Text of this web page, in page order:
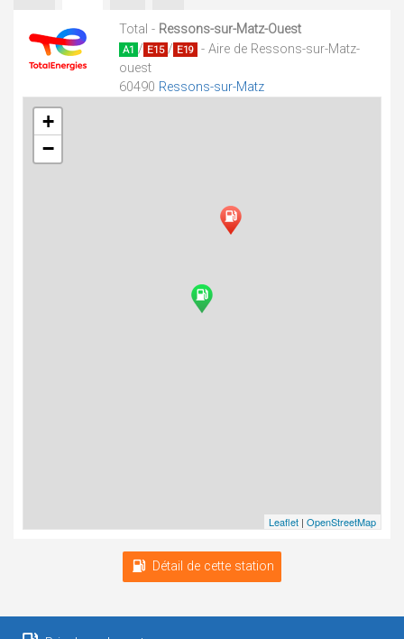
Total - Ressons-sur-Matz-Ouest
A1 / E15 / E19 - Aire de Ressons-sur-Matz-
ouest
60490 Ressons-sur-Matz
+
−
Leaflet | OpenStreetMap
Détail de cette station